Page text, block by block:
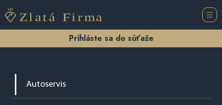
Prihláste sa do súťaže